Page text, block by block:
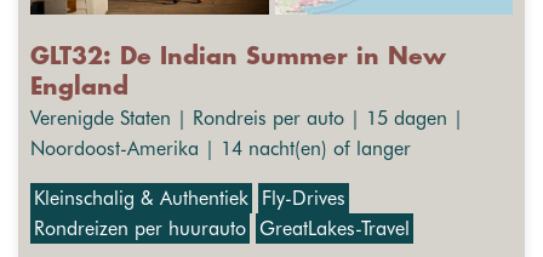
GLT32: De Indian Summer in New
England
Verenigde Staten | Rondreis per auto | 15 dagen |
Noordoost-Amerika | 14 nacht(en) of langer
Kleinschalig & Authentiek
Fly-Drives
Rondreizen per huurauto GreatLakes-Travel